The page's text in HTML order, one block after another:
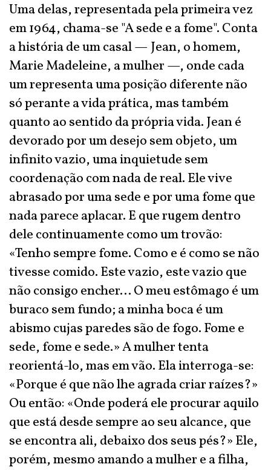
Uma delas, representada pela primeira vez
em 1964, chama-se "A sede e a fome". Conta
a história de um casal — Jean, o homem,
Marie Madeleine, a mulher —, onde cada
um representa uma posição diferente não
só perante a vida prática, mas também
quanto ao sentido da própria vida. Jean é
devorado por um desejo sem objeto, um
infinito vazio, uma inquietude sem
coordenação com nada de real. Ele vive
abrasado por uma sede e por uma fome que
nada parece aplacar. E que rugem dentro
dele continuamente como um trovão:
«Tenho sempre fome. Como e é como se não
tivesse comido. Este vazio, este vazio que
não consigo encher... O meu estômago é um
buraco sem fundo; a minha boca é um
abismo cujas paredes são de fogo. Fome e
sede, fome e sede.» A mulher tenta
reorientá-lo, mas em vão. Ela interroga-se:
«Porque é que não lhe agrada criar raízes?»
Ou então: «Onde poderá ele procurar aquilo
que está desde sempre ao seu alcance, que
se encontra ali, debaixo dos seus pés?» Ele,
porém, mesmo amando a mulher e a filha,